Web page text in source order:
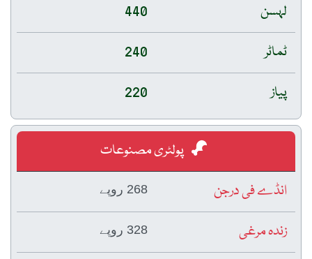
لہسن
440
ٹماٹر
240
پیاز
220
پولٹری مصنوعات
انڈے فی درجن
268 روپے
زندہ مرغی 328 روپے